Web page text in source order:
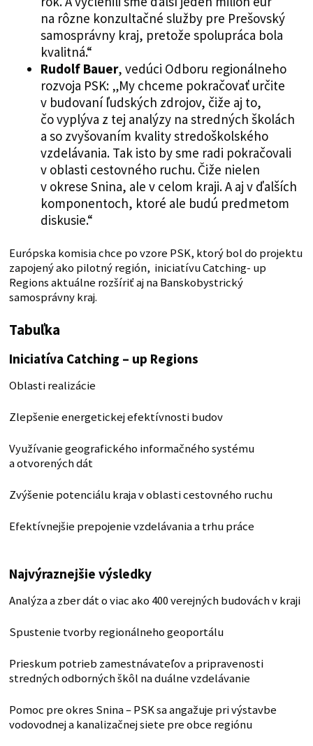
na rôzne konzultačné služby pre Prešovský
samosprávny kraj, pretože spolupráca bola
kvalitná.“
Rudolf Bauer, vedúci Odboru regionálneho
rozvoja PSK: „My chceme pokračovať určite
v budovaní ľudských zdrojov, čiže aj to,
čo vyplýva z tej analýzy na stredných školách
a so zvyšovaním kvality stredoškolského
vzdelávania. Tak isto by sme radi pokračovali
v oblasti cestovného ruchu. Čiže nielen
v okrese Snina, ale v celom kraji. A aj v ďalších
komponentoch, ktoré ale budú predmetom
diskusie.“
Európska komisia chce po vzore PSK, ktorý bol do projektu
zapojený ako pilotný región, iniciatívu Catching- up
Regions aktuálne rozšíriť aj na Banskobystrický
samosprávny kraj.
Tabuľka
Iniciatíva Catching – up Regions
Oblasti realizácie
Zlepšenie energetickej efektívnosti budov
Využívanie geografického informačného systému
a otvorených dát
Zvýšenie potenciálu kraja v oblasti cestovného ruchu
Efektívnejšie prepojenie vzdelávania a trhu práce
Najvýraznejšie výsledky
Analýza a zber dát o viac ako 400 verejných budovách v kraji
Spustenie tvorby regionálneho geoportálu
Prieskum potrieb zamestnávateľov a pripravenosti
stredných odborných škôl na duálne vzdelávanie
Pomoc pre okres Snina – PSK sa angažuje pri výstavbe
vodovodnej a kanalizačnej siete pre obce regiónu